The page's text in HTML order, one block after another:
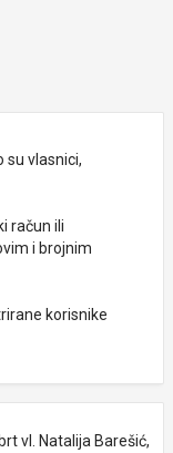
su vlasnici,
račun ili
i brojnim
korisnike
vl. Natalija Barešić,